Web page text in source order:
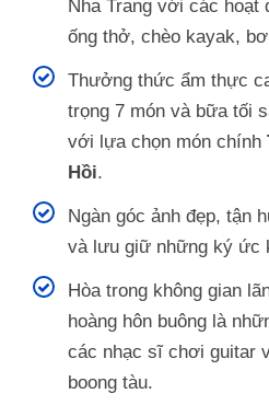
Nha Trang với các hoạt
ống thở, chèo kayak,
Thưởng thức ẩm thực
trọng 7 món và bữa tối
với lựa chọn món chính
Hồi.
Ngàn góc ảnh đẹp, tận
và lưu giữ những ký ức
Hòa trong không gian
hoàng hôn buông là
các nhạc sĩ chơi guitar
boong tàu.